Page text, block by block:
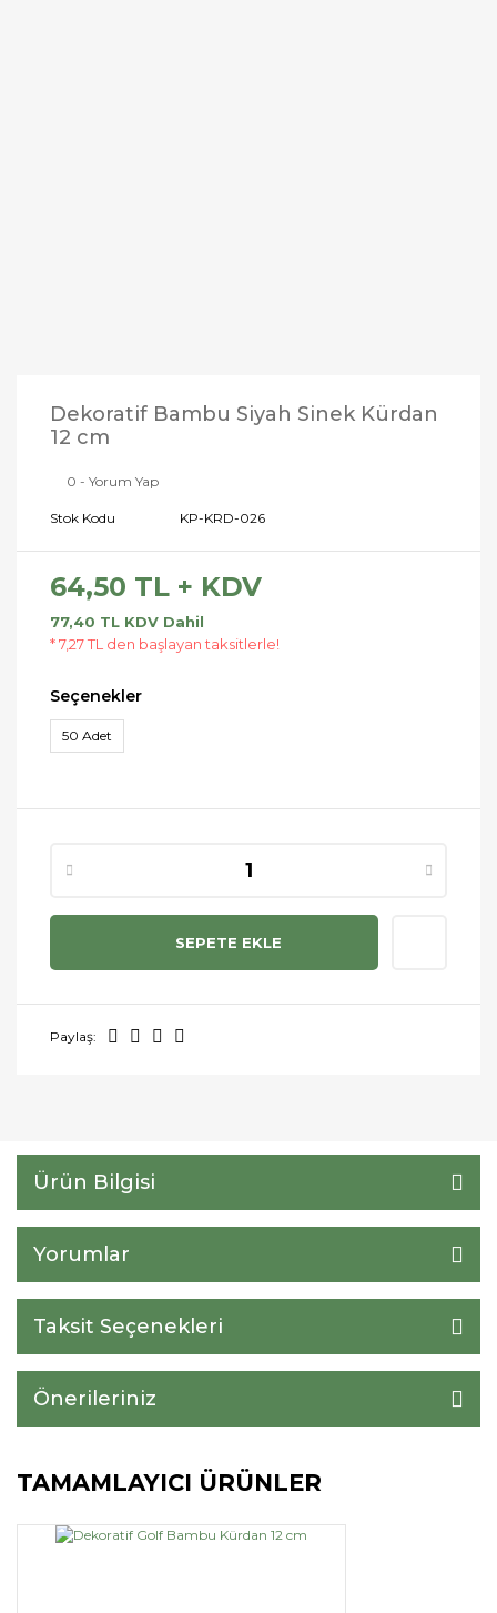
Dekoratif Bambu Siyah Sinek Kürdan
12 cm
0 - Yorum Yap
Stok Kodu KP-KRD-026
64,50 TL + KDV
77,40 TL KDV Dahil
* 7,27 TL den başlayan taksitlerle!
Seçenekler
50 Adet
SEPETE EKLE
Paylaş:
Ürün Bilgisi
Yorumlar
Taksit Seçenekleri
Önerileriniz
TAMAMLAYICI ÜRÜNLER